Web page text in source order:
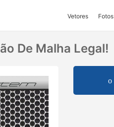
Vetores Fotos
De Malha Legal!